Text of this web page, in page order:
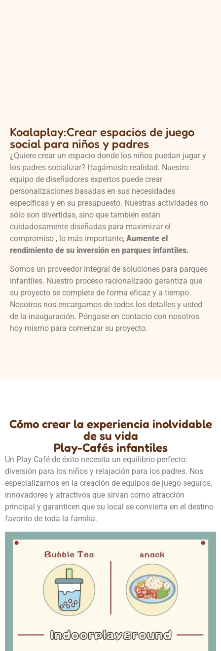
Koalaplay:Crear espacios de juego
social para niños y padres
¿Quiere crear un espacio donde los niños puedan jugar y
los padres socializar? Hagámoslo realidad. Nuestro
equipo de diseñadores expertos puede crear
personalizaciones basadas en sus necesidades
específicas y en su presupuesto. Nuestras actividades no
sólo son divertidas, sino que también están
cuidadosamente diseñadas para maximizar el
compromiso , lo más importante, Aumente el
rendimiento de su inversión en parques infantiles.
Somos un proveedor integral de soluciones para parques
infantiles. Nuestro proceso racionalizado garantiza que
su proyecto se complete de forma eficaz y a tiempo.
Nosotros nos encargamos de todos los detalles y usted
de la inauguración. Póngase en contacto con nosotros
hoy mismo para comenzar su proyecto.
Cómo crear la experiencia inolvidable
de su vida
Play-Cafés infantiles
Un Play Café de éxito necesita un equilibrio perfecto:
diversión para los niños y relajación para los padres. Nos
especializamos en la creación de equipos de juego seguros,
innovadores y atractivos que sirvan como atracción
principal y garanticen que su local se convierta en el destino
favorito de toda la familia.